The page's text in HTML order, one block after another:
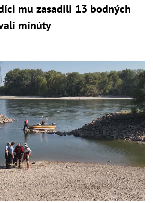
mu zasadili 13 bodných
minúty